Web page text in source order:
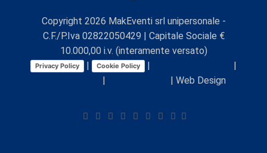
Copyright 2026 MakEventi srl unipersonale -
C.F./P.Iva 02822050429 | Capitale Sociale €
10.000,00 i.v. (interamente versato)
Privacy Policy | Cookie Policy |
|
|
| Web Design